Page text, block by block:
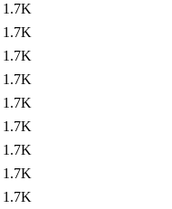
1.7K
1.7K
1.7K
1.7K
1.7K
1.7K
1.7K
1.7K
1.7K